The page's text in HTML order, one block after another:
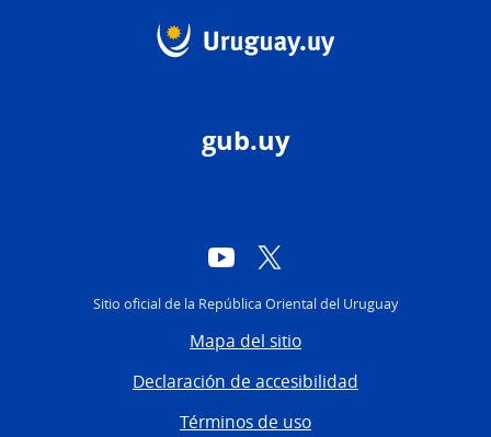
gub.uy
YouTube
Sitio oficial de la República Oriental del Uruguay
Mapa del sitio
Declaración de accesibilidad
Términos de uso